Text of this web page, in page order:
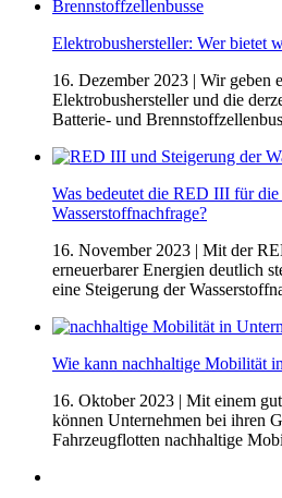
Elektrobushersteller: Wer bietet
16. Dezember 2023 | Wir geben
Elektrobushersteller und die
Batterie- und
Was bedeutet die RED III für die
Wasserstoffnachfrage?
16. November 2023 | Mit der
erneuerbarer Energien deutlich
eine Steigerung der
Wie kann nachhaltige Mobilität
16. Oktober 2023 | Mit einem
können Unternehmen bei ihren
Fahrzeugflotten nachhaltige